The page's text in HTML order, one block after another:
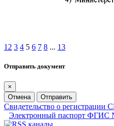
1 2 3 4 5 6 7 8 ... 13
Отправить документ
×
Отмена
Отправить
Свидетельство о
Электронный паспорт ФГИС